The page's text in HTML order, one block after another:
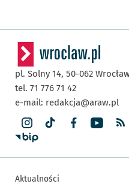
pl. Solny 14, 50-062
tel. 71 776 71 42
e-mail: redakcja@araw.pl
Aktualności